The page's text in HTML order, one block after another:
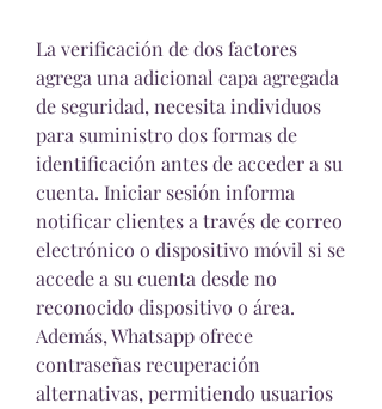
La verificación de dos factores
agrega una adicional capa agregada
de seguridad, necesita individuos
para suministro dos formas de
identificación antes de acceder a su
cuenta. Iniciar sesión informa
notificar clientes a través de correo
electrónico o dispositivo móvil si se
accede a su cuenta desde no
reconocido dispositivo o área.
Además, Whatsapp ofrece
contraseñas recuperación
alternativas, permitiendo usuarios